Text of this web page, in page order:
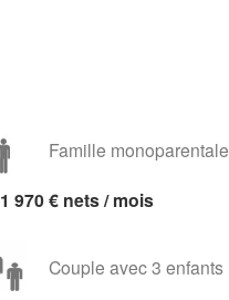
Famille monoparentale
1 970 € nets / mois
Couple avec 3 enfants